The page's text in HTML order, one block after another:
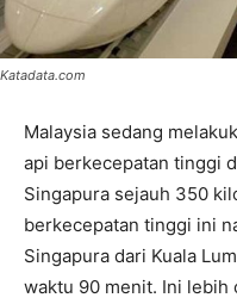
Katadata.com
Malaysia sedang
api berkecepatan tinggi
Singapura sejauh 350
berkecepatan tinggi ini
Singapura dari Kuala
waktu 90 menit. Ini lebih